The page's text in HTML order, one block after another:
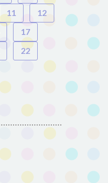
11
12
17
22